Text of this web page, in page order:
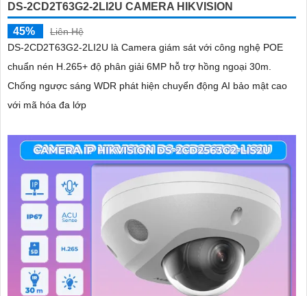
DS-2CD2T63G2-2LI2U CAMERA HIKVISION
45%
Liên Hệ
DS-2CD2T63G2-2LI2U là Camera giám sát với công nghệ POE
chuẩn nén H.265+ độ phân giải 6MP hỗ trợ hồng ngoại 30m.
Chống ngược sáng WDR phát hiện chuyển động AI bảo mật cao
với mã hóa đa lớp